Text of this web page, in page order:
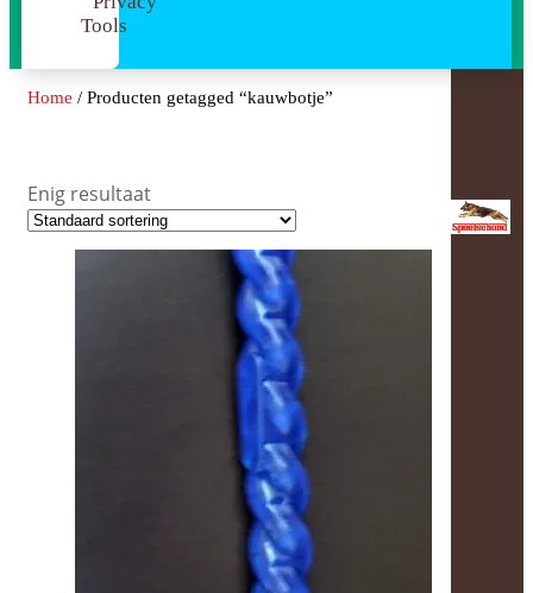
Tools
Home / Producten getagged “kauwbotje”
Enig resultaat